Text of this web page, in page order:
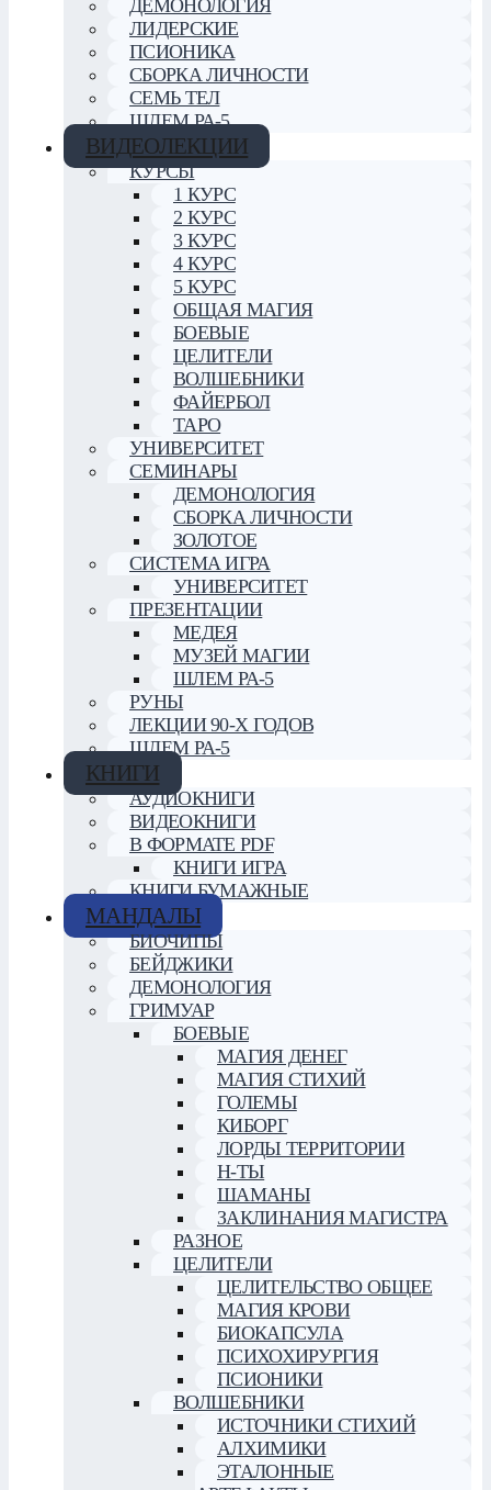
ДЕМОНОЛОГИЯ
ЛИДЕРСКИЕ
ПСИОНИКА
СБОРКА ЛИЧНОСТИ
СЕМЬ ТЕЛ
ШЛЕМ РА-5
ВИДЕОЛЕКЦИИ
КУРСЫ
1 КУРС
2 КУРС
3 КУРС
4 КУРС
5 КУРС
ОБЩАЯ МАГИЯ
БОЕВЫЕ
ЦЕЛИТЕЛИ
ВОЛШЕБНИКИ
ФАЙЕРБОЛ
ТАРО
УНИВЕРСИТЕТ
СЕМИНАРЫ
ДЕМОНОЛОГИЯ
СБОРКА ЛИЧНОСТИ
ЗОЛОТОЕ
СИСТЕМА ИГРА
УНИВЕРСИТЕТ
ПРЕЗЕНТАЦИИ
МЕДЕЯ
МУЗЕЙ МАГИИ
ШЛЕМ РА-5
РУНЫ
ЛЕКЦИИ 90-Х ГОДОВ
ШЛЕМ РА-5
КНИГИ
АУДИОКНИГИ
ВИДЕОКНИГИ
В ФОРМАТЕ PDF
КНИГИ ИГРА
КНИГИ БУМАЖНЫЕ
МАНДАЛЫ
БИОЧИПЫ
БЕЙДЖИКИ
ДЕМОНОЛОГИЯ
ГРИМУАР
БОЕВЫЕ
МАГИЯ ДЕНЕГ
МАГИЯ СТИХИЙ
ГОЛЕМЫ
КИБОРГ
ЛОРДЫ ТЕРРИТОРИИ
Н-ТЫ
ШАМАНЫ
ЗАКЛИНАНИЯ МАГИСТРА
РАЗНОЕ
ЦЕЛИТЕЛИ
ЦЕЛИТЕЛЬСТВО ОБЩЕЕ
МАГИЯ КРОВИ
БИОКАПСУЛА
ПСИХОХИРУРГИЯ
ПСИОНИКИ
ВОЛШЕБНИКИ
ИСТОЧНИКИ СТИХИЙ
АЛХИМИКИ
ЭТАЛОННЫЕ